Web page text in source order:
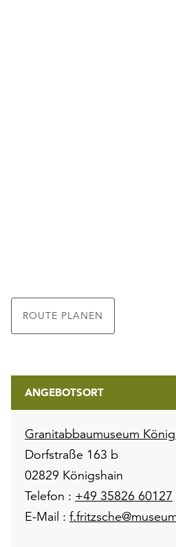
ROUTE PLANEN
ANGEBOTSORT
Granitabbaumuseum
Dorfstraße 163 b
02829 Königshain
Telefon : +49 35826 60127
E-Mail :